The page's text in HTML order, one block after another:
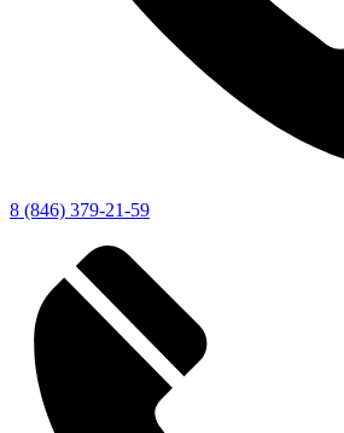
8 (846) 379-21-59